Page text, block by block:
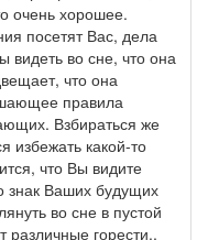
очень хорошее.
посетят Вас, дела
во сне, что она
что она
правила
Взбираться же
избежать какой-то
что Вы видите
знак Ваших будущих
во сне в пустой
различные горести.,